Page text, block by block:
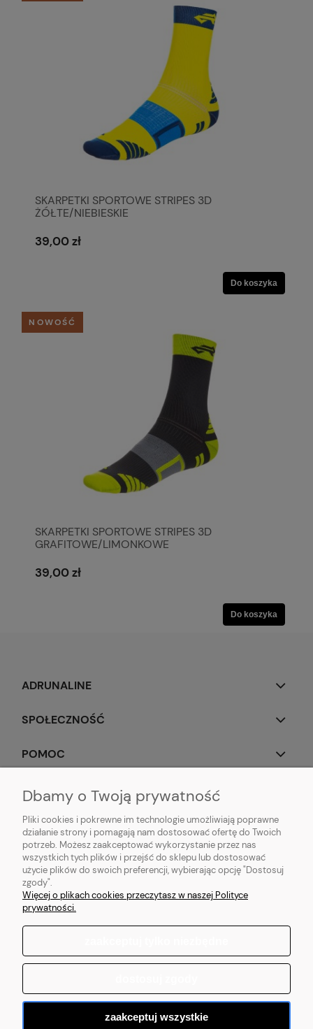
SKARPETKI SPORTOWE STRIPES 3D
ŻÓŁTE/NIEBIESKIE
39,00 zł
Do koszyka
SKARPETKI SPORTOWE STRIPES 3D
GRAFITOWE/LIMONKOWE
39,00 zł
Do koszyka
NOWOŚĆ
ADRUNALINE
SPOŁECZNOŚĆ
POMOC
OBSERWUJ NAS
Popularne produkty:Koszulki do biegania|Topy do biegania|Bluzy do
biegania| Longsleeve do biegania|Kurtki do biegania|Kamizelki do
biegania| Legginsy do biegania
Sklep internetowy Shoper.pl
Dbamy o Twoją prywatność
Pliki cookies i pokrewne im technologie umożliwiają poprawne
działanie strony i pomagają nam dostosować ofertę do Twoich
potrzeb. Możesz zaakceptować wykorzystanie przez nas
wszystkich tych plików i przejść do sklepu lub dostosować
użycie plików do swoich preferencji, wybierając opcję "Dostosuj
zgody".
Więcej o plikach cookies przeczytasz w naszej Polityce
prywatności.
zaakceptuj wszystkie